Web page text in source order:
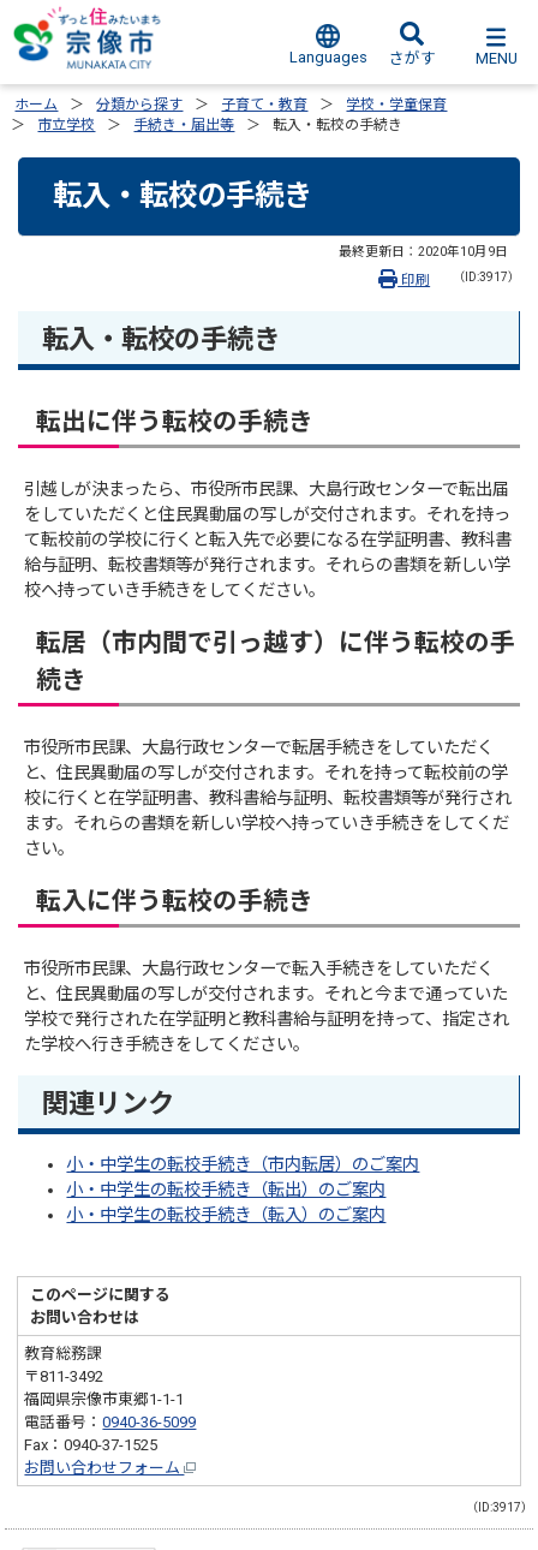
Languages さがす MENU
ホーム 分類から探す 子育て・教育
学校・学童保育
市立学校
手続き・届出等 転入・転校の手続き
転入・転校の手続き
最終更新日： 2020年10月9日
（ID:3917）
印刷
転入・転校の手続き
転出に伴う転校の手続き
引越しが決まったら、市役所市民課、大島行政センターで転出届
をしていただくと住民異動届の写しが交付されます。それを持っ
て転校前の学校に行くと転入先で必要になる在学証明書、教科書
給与証明、転校書類等が発行されます。それらの書類を新しい学
校へ持っていき手続きをしてください。
転居（市内間で引っ越す）に伴う転校の手
続き
市役所市民課、大島行政センターで転居手続きをしていただく
と、住民異動届の写しが交付されます。それを持って転校前の学
校に行くと在学証明書、教科書給与証明、転校書類等が発行され
ます。それらの書類を新しい学校へ持っていき手続きをしてくだ
さい。
転入に伴う転校の手続き
市役所市民課、大島行政センターで転入手続きをしていただく
と、住民異動届の写しが交付されます。それと今まで通っていた
学校で発行された在学証明と教科書給与証明を持って、指定され
た学校へ行き手続きをしてください。
関連リンク
小・中学生の転校手続き（市内転居）のご案内
小・中学生の転校手続き（転出）のご案内
小・中学生の転校手続き（転入）のご案内
このページに関する
お問い合わせは
教育総務課
〒811-3492
福岡県宗像市東郷1-1-1
電話番号：0940-36-5099
Fax：0940-37-1525
お問い合わせフォーム
（ID:3917）